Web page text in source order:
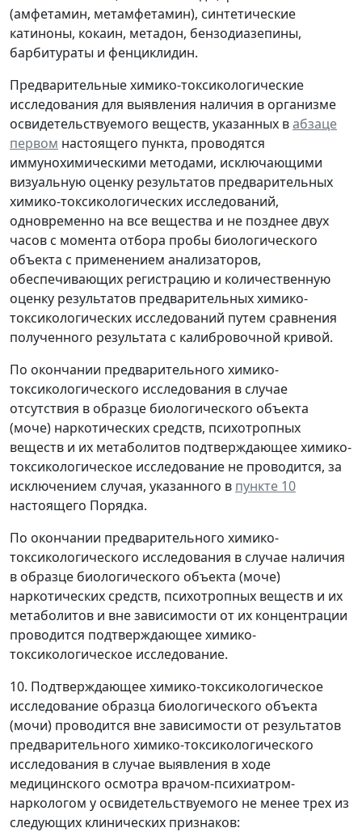
(амфетамин, метамфетамин), синтетические
катиноны, кокаин, метадон, бензодиазепины,
барбитураты и фенциклидин.
Предварительные химико-токсикологические
исследования для выявления наличия в организме
освидетельствуемого веществ, указанных вабзаце
первом настоящего пункта, проводятся
иммунохимическими методами, исключающими
визуальную оценку результатов предварительных
химико-токсикологических исследований,
одновременно на все вещества и не позднее двух
часов с момента отбора пробы биологического
объекта с применением анализаторов,
обеспечивающих регистрацию и количественную
оценку результатов предварительных химико-
токсикологических исследований путем сравнения
полученного результата с калибровочной кривой.
По окончании предварительного химико-
токсикологического исследования в случае
отсутствия в образце биологического объекта
(моче) наркотических средств, психотропных
веществ и их метаболитов подтверждающее химико-
токсикологическое исследование не проводится, за
исключением случая, указанного в пункте 10
настоящего Порядка.
По окончании предварительного химико-
токсикологического исследования в случае наличия
в образце биологического объекта (моче)
наркотических средств, психотропных веществ и их
метаболитов и вне зависимости от их концентрации
проводится подтверждающее химико-
токсикологическое исследование.
10. Подтверждающее химико-токсикологическое
исследование образца биологического объекта
(мочи) проводится вне зависимости от результатов
предварительного химико-токсикологического
исследования в случае выявления в ходе
медицинского осмотра врачом-психиатром-
наркологом у освидетельствуемого не менее трех из
следующих клинических признаков: